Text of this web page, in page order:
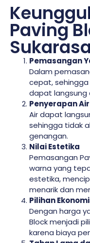
Paving
Pemasangan
Dalam
cepat,
dapat langsung
Penyerapan
Air dapat
sehingga tidak
genangan.
Nilai Estetika
Pemasangan
warna yang
estetika,
menarik dan
Pilihan
Dengan harga
Block menjadi
karena biaya